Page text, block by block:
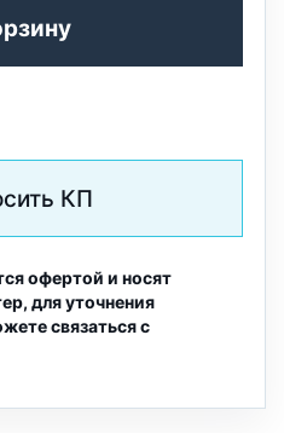
КП
офертой и носят
для уточнения
связаться с